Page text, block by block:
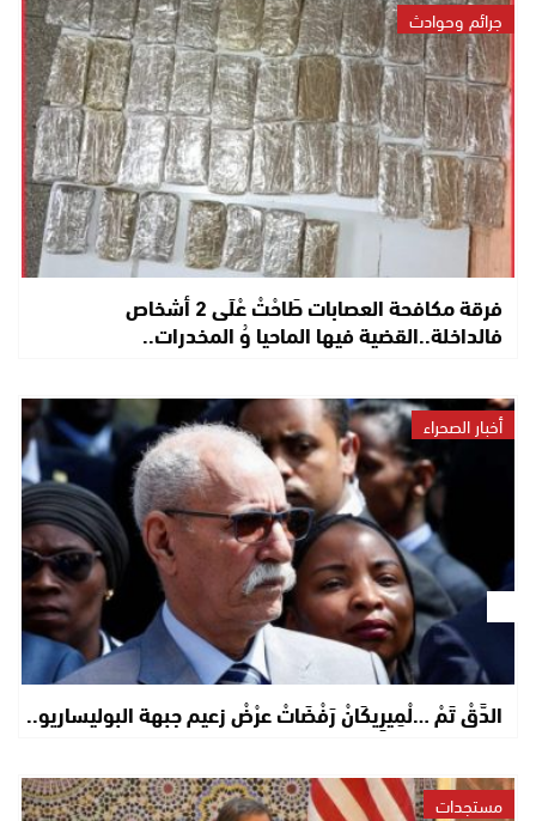
جرائم وحوادث
فرقة مكافحة العصابات طَاحْتْ عْلَى 2 أشخاص
فالداخلة..القضية فيها الماحيا وُ المخدرات..
أخبار الصحراء
الدَّقْ تَمْ …لْمِيرِيكَانْ رَفْضَاتْ عرْضْ زعيم جبهة البوليساريو..
مستجدات